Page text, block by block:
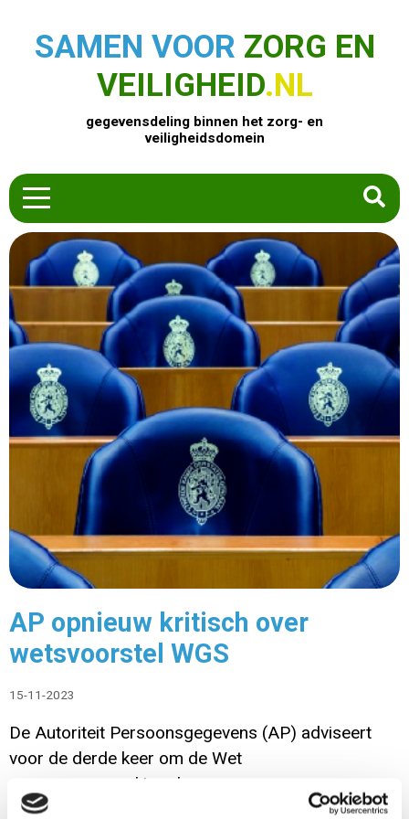
SAMEN VOOR ZORG EN
VEILIGHEID.NL
gegevensdeling binnen het zorg- en
veiligheidsdomein
HOME
ZOEK EEN PRODUCT
ACTUEEL
OVER ONS
CONTACT
COMMUNITY
AP opnieuw kritisch over
wetsvoorstel WGS
15-11-2023
De Autoriteit Persoonsgegevens (AP) adviseert
voor de derde keer om de Wet
gegevensverwerking door
samenwerkingsverbanden (WGS) niet aan te